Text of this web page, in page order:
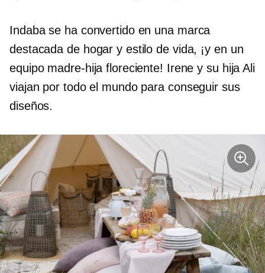
Indaba se ha convertido en una marca
destacada de hogar y estilo de vida, ¡y en un
equipo madre-hija floreciente! Irene y su hija Ali
viajan por todo el mundo para conseguir sus
diseños.